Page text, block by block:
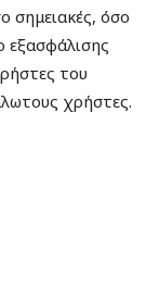
σημειακές, όσο
εξασφάλισης
του
χρήστες.